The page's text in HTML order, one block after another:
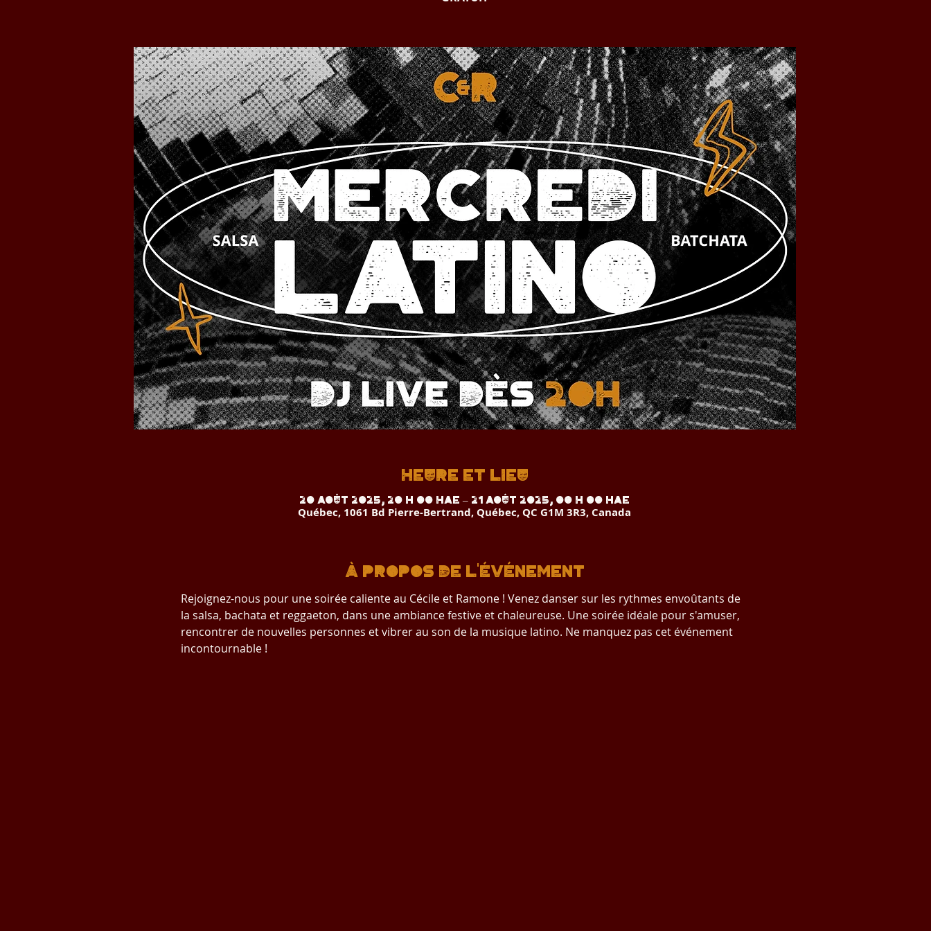
Heure et lieu
20 août 2025, 20 h 00 HAE – 21 août 2025, 00 h 00 HAE
Québec, 1061 Bd Pierre-Bertrand, Québec, QC G1M 3R3, Canada
À propos de l'événement
Rejoignez-nous pour une soirée caliente au Cécile et Ramone ! Venez danser sur les rythmes envoûtants de
la salsa, bachata et reggaeton, dans une ambiance festive et chaleureuse. Une soirée idéale pour s'amuser,
rencontrer de nouvelles personnes et vibrer au son de la musique latino. Ne manquez pas cet événement
incontournable !